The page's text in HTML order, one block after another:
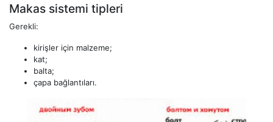
Makas sistemi tipleri
Gerekli:
kirişler için malzeme;
kat;
balta;
çapa bağlantıları.